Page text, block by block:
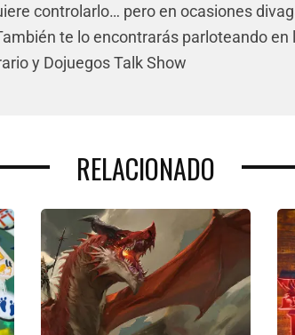
controlarlo… pero en ocasiones
te lo encontrarás parloteando en
y Dojuegos Talk Show
RELACIONADO